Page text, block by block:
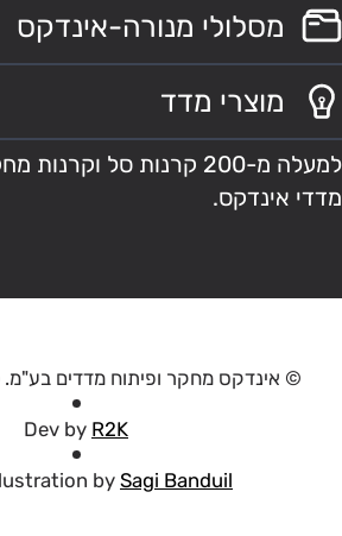
מסלולי מנורה-אינדקס
מוצרי מדד
למעלה מ-200 קרנות סל
מדדי אינדקס.
© אינדקס מחקר ופיתוח מדדים בע"מ.
Dev by R2K
by Sagi Banduil